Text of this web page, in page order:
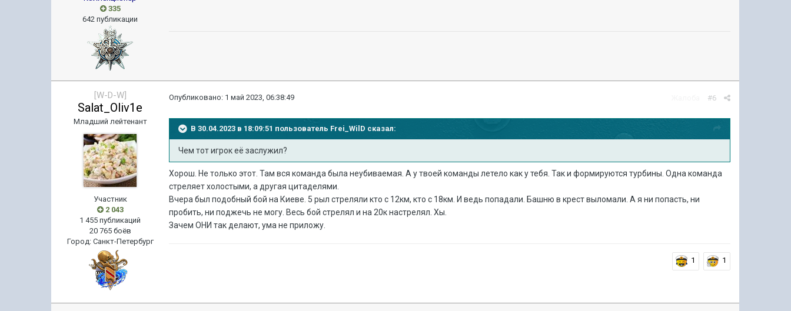
335
642 публикации
[W-D-W]
Salat_Oliv1e
Младший лейтенант
Участник
2 043
1 455 публикаций
20 765 боёв
Город: Санкт-Петербург
#6
Опубликовано: 1 май 2023, 06:38:49
В 30.04.2023 в 18:09:51 пользователь Frei_WilD сказал:
Чем тот игрок её заслужил?
Хорош. Не только этот. Там вся команда была неубиваемая. А у твоей команды летело как у тебя. Так и формируются турбины. Одна команда
стреляет холостыми, а другая цитаделями.
Вчера был подобный бой на Киеве. 5 рыл стреляли кто с 12км, кто с 18км. И ведь попадали. Башню в крест выломали. А я ни попасть, ни
пробить, ни поджечь не могу. Весь бой стрелял и на 20к настрелял. Хы.
Зачем ОНИ так делают, ума не приложу.
1 1